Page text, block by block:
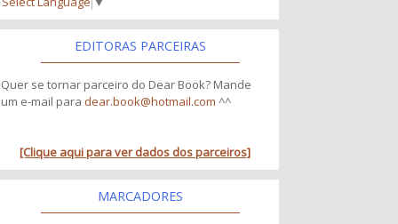
EDITORAS PARCEIRAS
Quer se tornar parceiro do Dear Book? Mande
um e-mail para dear.book@hotmail.com ^^
[Clique aqui para ver dados dos parceiros]
MARCADORES